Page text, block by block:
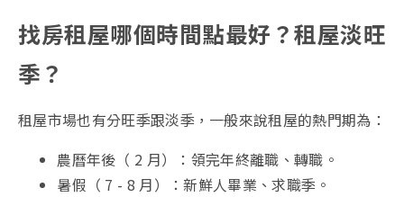
找房租屋哪個時間點最好？租屋淡旺
季？
租屋市場也有分旺季跟淡季，一般來說租屋的熱門期為：
農曆年後（ 2 月）：領完年終離職、轉職。
暑假（ 7 - 8 月）：新鮮人畢業、求職季。